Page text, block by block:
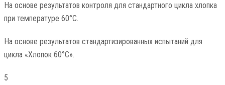
На основе результатов контроля для стандартного цикла хлопка
при температуре 60°C.
На основе результатов стандартизированных испытаний для
цикла «Хлопок 60°C».
5